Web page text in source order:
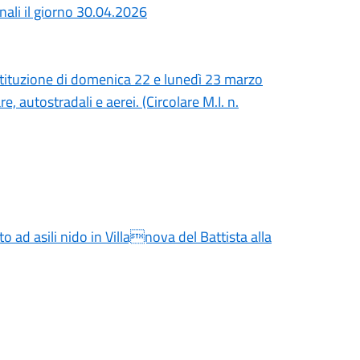
il giorno 30.04.2026
di domenica 22 e lunedì 23 marzo
autostradali e aerei. (Circolare M.I. n.
ad asili nido in Villanova del Battista alla